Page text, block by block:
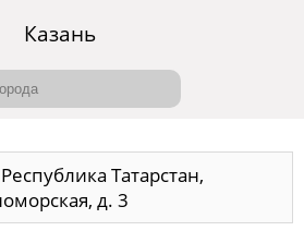
Казань
Республика Татарстан,
д. 3